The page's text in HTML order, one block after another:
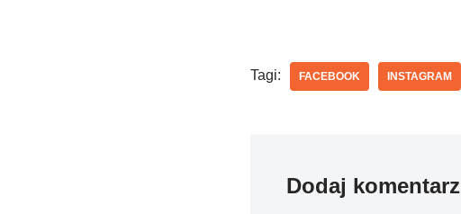
Tagi: FACEBOOK INSTAGRAM
Dodaj komentarz